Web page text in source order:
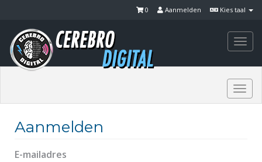
Kies taal
Aanmelden
0
Aanmelden
E-mailadres